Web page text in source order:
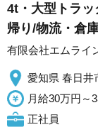
4t・大型トラッ
帰り/物流・倉
有限会社エムライ
愛知県 春日井
月給30万円～
正社員